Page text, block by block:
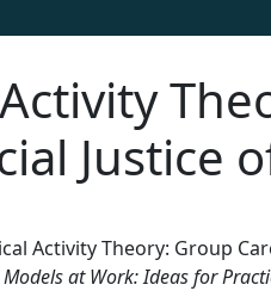
Justice
Activity Theory: Group
at Work: Ideas for